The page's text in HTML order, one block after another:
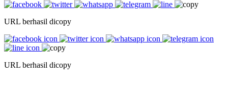
URL berhasil dicopy
URL berhasil dicopy